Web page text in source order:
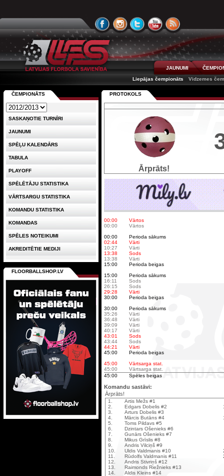
JAUNUMI
Liepājas čempionāts
Vidzemes
PROTOKOLS
Ārprāts!
00:00
Vārtos
00:00
Vārtos
00:00
Perioda sākums
02:44
Vārti
10:27
Vārti
13:38
Sods
13:38
Vārti
15:00
Perioda beigas
15:00
Perioda sākums
16:11
Sods
26:15
Sods
29:28
Vārti
30:00
Perioda beigas
30:00
Perioda sākums
35:26
Vārti
36:48
Vārti
39:09
Vārti
40:17
Vārti
43:01
Sods
43:44
Sods
44:21
Vārti
45:00
Perioda beigas
45:00
Vārtsarga stat.
45:00
Vārtsarga stat.
45:00
Spēles beigas
Komandu sastāvi:
Ārprāts!
1.
Artis Mežs #1
2.
Edgars Dobelis #2
3.
Arturs Dobelis #3
4.
Mārcis Butāns #4
5.
Toms Pildavs #5
6.
Dzintars Ošenieks #6
7.
Gunārs Ošenieks #7
8.
Mikus Grīslis #8
9.
Andris Vilciņš #9
10.
Uldis Valdmanis #10
11.
Rūdolfs Valdmanis #11
12.
Andris Stivriņš #12
13.
Raimonds Riežnieks #13
14.
Aldis Kleins #14
ČEMPIONĀTS
SASKAŅOTIE TURNĪRI
JAUNUMI
SPĒĻU KALENDĀRS
TABULA
PLAYOFF
SPĒLĒTĀJU STATISTIKA
VĀRTSARGU STATISTIKA
KOMANDU STATISTIKA
KOMANDAS
SPĒLES NOTEIKUMI
AKREDITĒTIE MEDIJI
FLOORBALLSHOP.LV